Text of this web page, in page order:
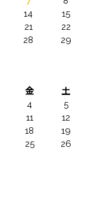
14
15
21
22
28
29
金
土
4
5
11
12
18
19
25
26